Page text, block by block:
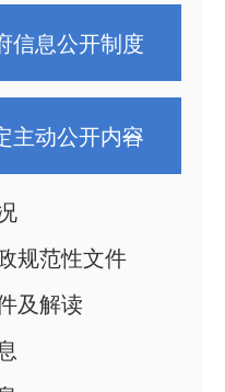
信息公开制度
主动公开内容
规范性文件
及解读